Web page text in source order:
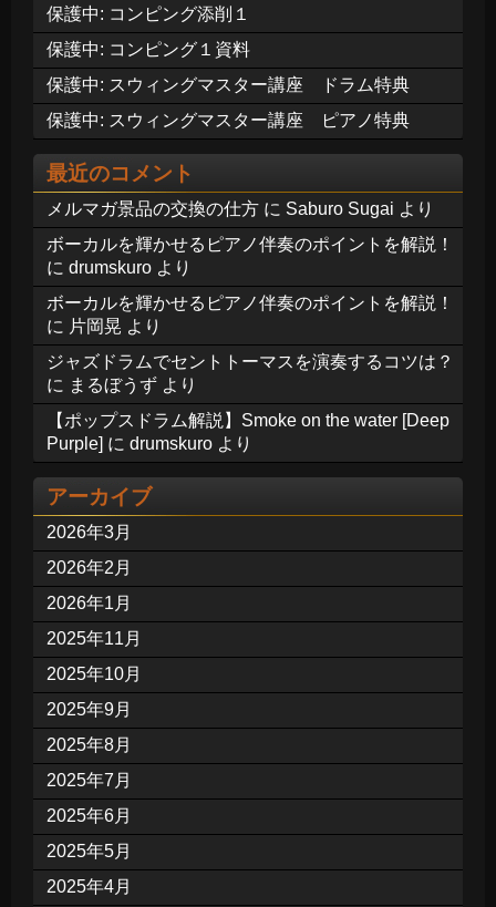
保護中: コンピング添削１
保護中: コンピング１資料
保護中: スウィングマスター講座 ドラム特典
保護中: スウィングマスター講座 ピアノ特典
最近のコメント
メルマガ景品の交換の仕方 に Saburo Sugai より
ボーカルを輝かせるピアノ伴奏のポイントを解説！
に drumskuro より
ボーカルを輝かせるピアノ伴奏のポイントを解説！
に 片岡晃 より
ジャズドラムでセントトーマスを演奏するコツは？
に まるぼうず より
【ポップスドラム解説】Smoke on the water [Deep
Purple] に drumskuro より
アーカイブ
2026年3月
2026年2月
2026年1月
2025年11月
2025年10月
2025年9月
2025年8月
2025年7月
2025年6月
2025年5月
2025年4月